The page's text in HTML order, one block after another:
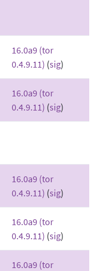
16.0a9 (tor
0.4.9.11) (sig)
16.0a9 (tor
0.4.9.11) (sig)
16.0a9 (tor
0.4.9.11) (sig)
16.0a9 (tor
0.4.9.11) (sig)
16.0a9 (tor